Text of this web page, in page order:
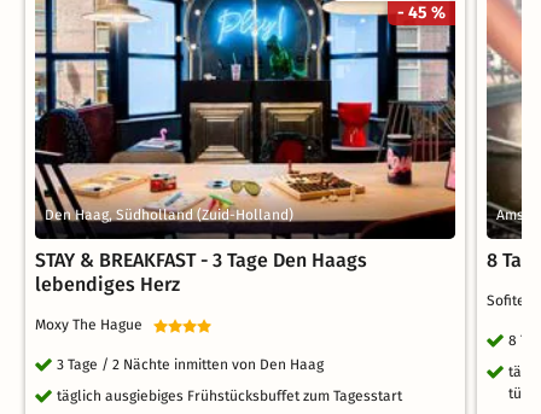
- 45 %
Den Haag, Südholland (Zuid-Holland)
STAY & BREAKFAST - 3 Tage Den Haags
lebendiges Herz
Moxy The Hague
3 Tage / 2 Nächte inmitten von Den Haag
täglich ausgiebiges Frühstücksbuffet zum Tagesstart
8
Sofitel
8